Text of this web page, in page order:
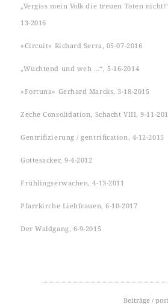
„Vergiss mein Volk die treuen Toten
13-2016
»Circuit« Richard Serra, 05-07-2016
„Wuchtend und weh …“, 5-16-2014
»Fortuna« Gerhard Marcks, 3-18-2015
Zeche Consolidation, Schacht VIII, 9-11-
Gentrifizierung / gentrification, 4-12-2015
Gottesacker, 9-4-2012
Frühlingserwachen, 4-13-2011
Pfarrkirche Liebfrauen, 6-10-2017
Der Waldgang, 6-9-2015
Beiträge /